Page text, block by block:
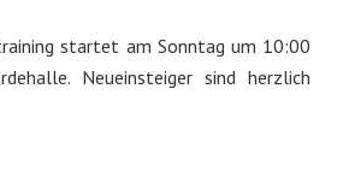
startet am Sonntag um 10:00
Neueinsteiger sind herzlich